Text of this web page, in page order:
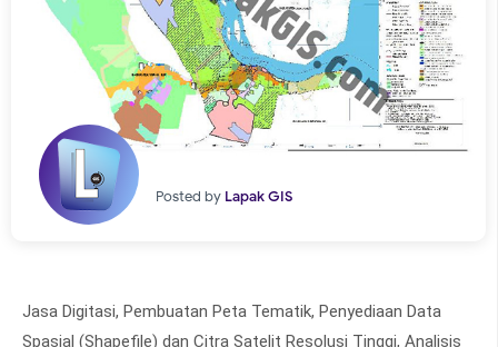
Posted by Lapak GIS
Jasa Digitasi, Pembuatan Peta Tematik, Penyediaan Data
Spasial (Shapefile) dan Citra Satelit Resolusi Tinggi, Analisis